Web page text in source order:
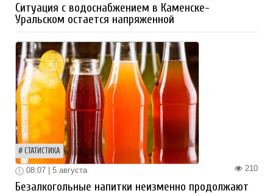
Ситуация с водоснабжением в Каменске-
Уральском остается напряженной
СТАТИСТИКА
210
08:07 | 5 августа
Безалкогольные напитки неизменно продолжают